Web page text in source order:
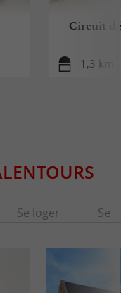
Circuit
1,3 km
Se loger Se